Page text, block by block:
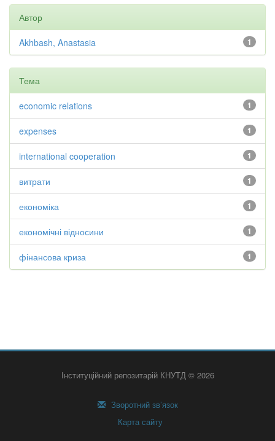
Автор
1
Akhbash, Anastasia
Тема
1
economic relations
1
expenses
1
international cooperation
1
витрати
1
економіка
1
економічні відносини
1
фінансова криза
Інституційний репозитарій КНУТД © 2026
Зворотний зв’язок
Карта сайту